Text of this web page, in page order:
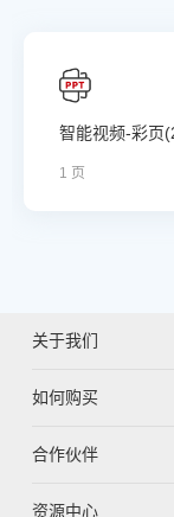
智能视频-彩页
1 页
关于我们
如何购买
合作伙伴
资源中心